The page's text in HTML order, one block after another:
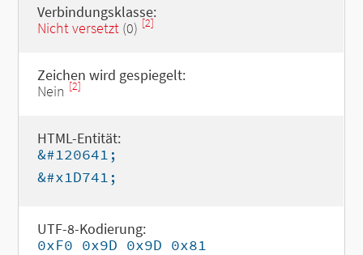
Verbindungsklasse:
Nicht versetzt(0) [2]
Zeichen wird gespiegelt:
Nein [2]
HTML-Entität:
&#120641;
&#x1D741;
UTF-8-Kodierung:
0xF0 0x9D 0x9D 0x81